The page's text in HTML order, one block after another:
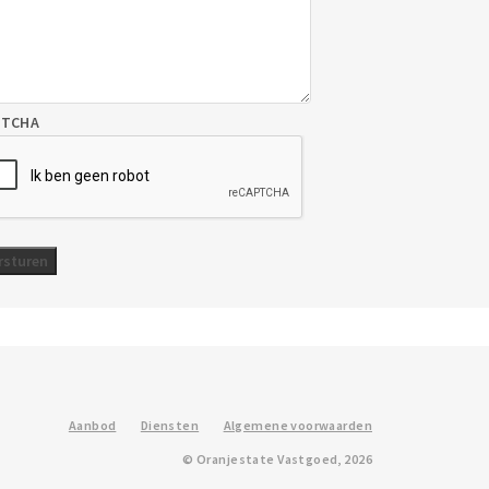
Aanbod Diensten Algemene voorwaarden
© Oranjestate Vastgoed, 2026